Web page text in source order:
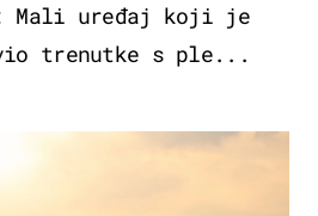
Mali uređaj koji je
trenutke s ple...